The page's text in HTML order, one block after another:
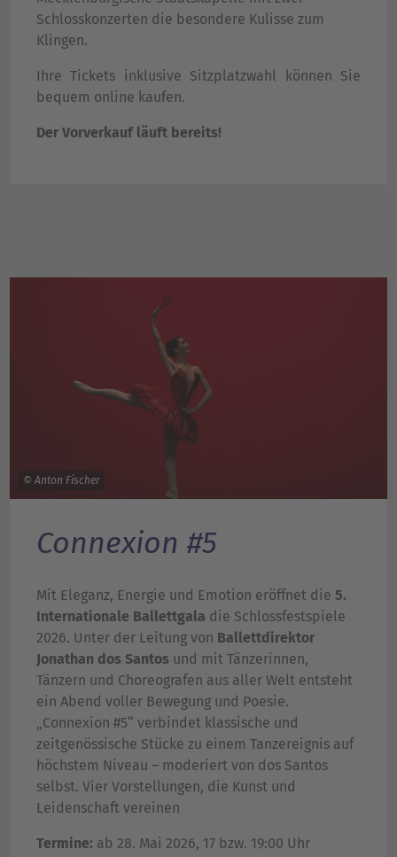
Schlosskonzerten die besondere Kulisse zum
Klingen.
Ihre Tickets inklusive Sitzplatzwahl können Sie
bequem online kaufen.
Der Vorverkauf läuft bereits!
© Anton Fischer
Connexion #5
Mit Eleganz, Energie und Emotion eröffnet die 5.
Internationale Ballettgala die Schlossfestspiele
2026. Unter der Leitung von Ballettdirektor
Jonathan dos Santos und mit Tänzerinnen,
Tänzern und Choreografen aus aller Welt entsteht
ein Abend voller Bewegung und Poesie.
„Connexion #5“ verbindet klassische und
zeitgenössische Stücke zu einem Tanzereignis auf
höchstem Niveau – moderiert von dos Santos
selbst. Vier Vorstellungen, die Kunst und
Leidenschaft vereinen
Termine: ab 28. Mai 2026, 17 bzw. 19:00 Uhr